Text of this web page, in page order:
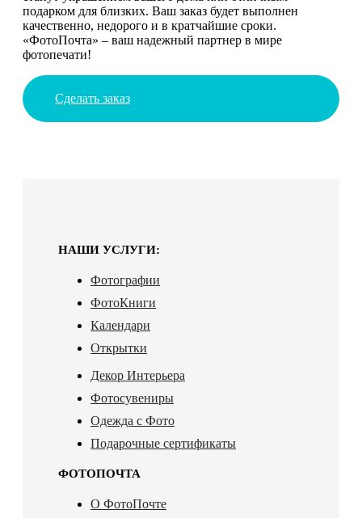
подарком для близких. Ваш заказ будет выполнен
качественно, недорого и в кратчайшие сроки.
«ФотоПочта» – ваш надежный партнер в мире
фотопечати!
Сделать заказ
НАШИ УСЛУГИ:
Фотографии
ФотоКниги
Календари
Открытки
Декор Интерьера
Фотосувениры
Одежда с Фото
Подарочные сертификаты
ФОТОПОЧТА
О ФотоПочте